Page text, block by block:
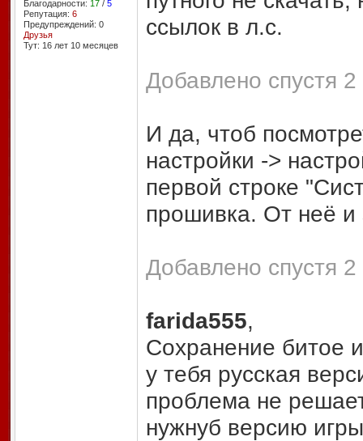
Благодарности: 17/ 5
Репутация: 6
Предупреждений: 0
Друзья
Тут: 16 лет 10 месяцев
ссылок в л.с.
Добавлено спустя
И да, чтоб
настройки ->
первой строке
прошивка. От неё и
Добавлено спустя
farida555,
Сохранение битое
у тебя русская
проблема не
нужнуб версию